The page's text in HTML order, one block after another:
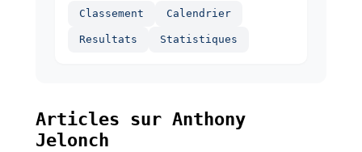
Classement Calendrier
Resultats Statistiques
Articles sur Anthony
Jelonch